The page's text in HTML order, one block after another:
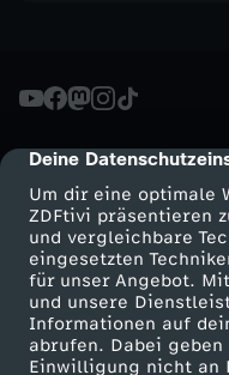
cmp-dialog-
Deine
Um dir eine optimale
ZDFtivi präsentieren
und vergleichbare
eingesetzten
für unser Angebot.
und unsere
Informationen auf
abrufen. Dabei
Einwilligung nicht an
e
r
-
E
r
Mehr ZDF
ZDF-Apps